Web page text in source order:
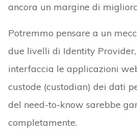
ancora un margine di
Potremmo pensare a un
due livelli di Identity Provider,
interfaccia le applicazioni
custode (custodian) dei dati
del need-to-know sarebbe
completamente.